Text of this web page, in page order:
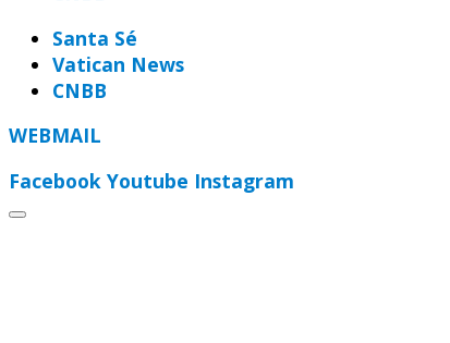
Santa Sé
Vatican News
CNBB
WEBMAIL
Facebook Youtube Instagram